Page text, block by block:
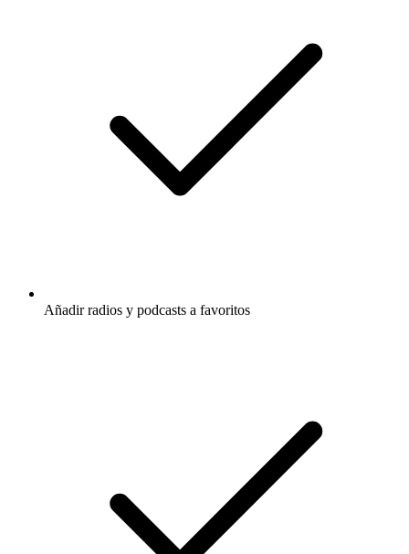
Añadir radios y podcasts a favoritos